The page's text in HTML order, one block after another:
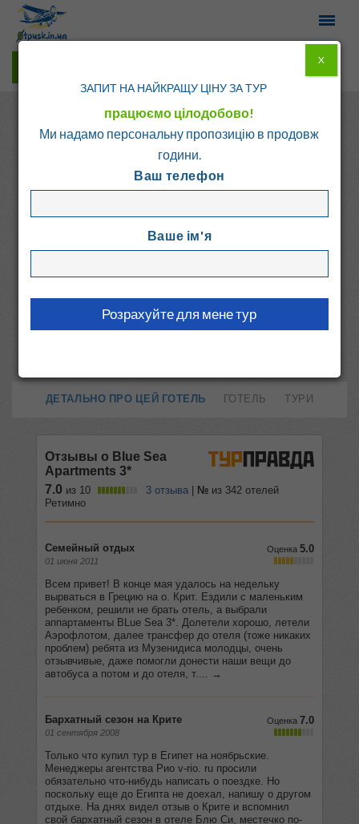
Греція о. Крит - Ретимно
Греція, о. Крит - Ретимно
ДЕТАЛЬНО ПРО ЦЕЙ ГОТЕЛЬ ГОТЕЛЬ ТУРИ
ЗАПИТ НА НАЙКРАЩУ ЦІНУ ЗА ТУР
працюємо цілодобово!
Ми надамо персональну пропозицію в продовж
години.
Ваш телефон
Ваше ім'я
X